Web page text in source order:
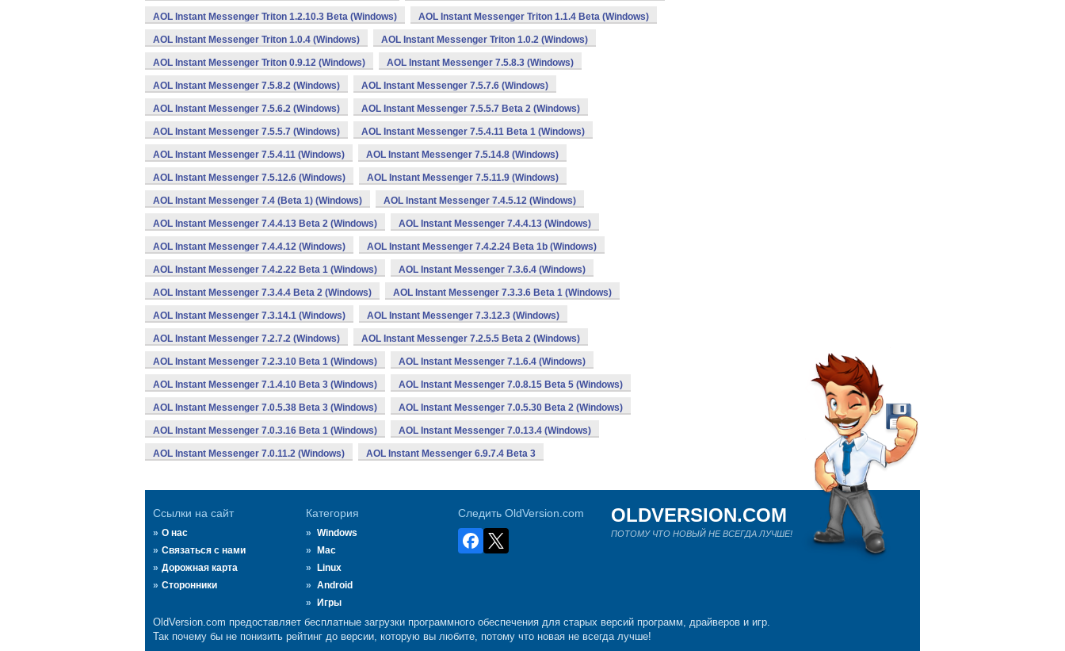
AOL Instant Messenger Triton 1.2.10.3 Beta (Windows) AOL Instant Messenger Triton 1.1.4 Beta (Windows)
AOL Instant Messenger Triton 1.0.4 (Windows) AOL Instant Messenger Triton 1.0.2 (Windows)
AOL Instant Messenger Triton 0.9.12 (Windows) AOL Instant Messenger 7.5.8.3 (Windows)
AOL Instant Messenger 7.5.8.2 (Windows) AOL Instant Messenger 7.5.7.6 (Windows)
AOL Instant Messenger 7.5.6.2 (Windows) AOL Instant Messenger 7.5.5.7 Beta 2 (Windows)
AOL Instant Messenger 7.5.5.7 (Windows) AOL Instant Messenger 7.5.4.11 Beta 1 (Windows)
AOL Instant Messenger 7.5.4.11 (Windows) AOL Instant Messenger 7.5.14.8 (Windows)
AOL Instant Messenger 7.5.12.6 (Windows) AOL Instant Messenger 7.5.11.9 (Windows)
AOL Instant Messenger 7.4 (Beta 1) (Windows) AOL Instant Messenger 7.4.5.12 (Windows)
AOL Instant Messenger 7.4.4.13 Beta 2 (Windows) AOL Instant Messenger 7.4.4.13 (Windows)
AOL Instant Messenger 7.4.4.12 (Windows) AOL Instant Messenger 7.4.2.24 Beta 1b (Windows)
AOL Instant Messenger 7.4.2.22 Beta 1 (Windows) AOL Instant Messenger 7.3.6.4 (Windows)
AOL Instant Messenger 7.3.4.4 Beta 2 (Windows) AOL Instant Messenger 7.3.3.6 Beta 1 (Windows)
AOL Instant Messenger 7.3.14.1 (Windows) AOL Instant Messenger 7.3.12.3 (Windows)
AOL Instant Messenger 7.2.7.2 (Windows) AOL Instant Messenger 7.2.5.5 Beta 2 (Windows)
AOL Instant Messenger 7.2.3.10 Beta 1 (Windows) AOL Instant Messenger 7.1.6.4 (Windows)
AOL Instant Messenger 7.1.4.10 Beta 3 (Windows) AOL Instant Messenger 7.0.8.15 Beta 5 (Windows)
AOL Instant Messenger 7.0.5.38 Beta 3 (Windows) AOL Instant Messenger 7.0.5.30 Beta 2 (Windows)
AOL Instant Messenger 7.0.3.16 Beta 1 (Windows) AOL Instant Messenger 7.0.13.4 (Windows)
AOL Instant Messenger 7.0.11.2 (Windows) AOL Instant Messenger 6.9.7.4 Beta 3
Ссылки на сайт
О нас
Связаться с нами
Дорожная карта
Сторонники
Категория
Windows
Mac
Linux
Android
Игры
Следить OldVersion.com OLDVERSION.COM
ПОТОМУ ЧТО НОВЫЙ НЕ ВСЕГДА ЛУЧШЕ!
OldVersion.com предоставляет бесплатные загрузки программного обеспечения для старых версий программ, драйверов и игр.
Так почему бы не понизить рейтинг до версии, которую вы любите, потому что новая не всегда лучше!